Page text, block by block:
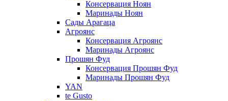
Консервация Ноян
Маринады Ноян
Сады Арагаца
Агроянс
Консервация Агроянс
Маринады Агроянс
Прошян Фуд
Консервация Прошян Фуд
Маринады Прошян Фуд
YAN
te Gusto